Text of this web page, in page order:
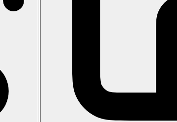
(některá jídla za poplatek)